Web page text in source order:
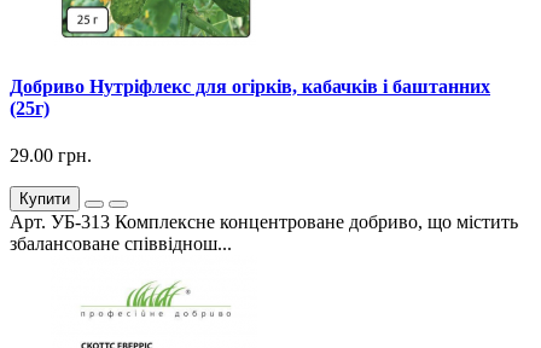
Добриво Нутріфлекс для огірків, кабачків і баштанних
(25г)
29.00 грн.
Купити
Арт. УБ-313 Комплексне концентроване добриво, що містить
збалансоване співвіднош...